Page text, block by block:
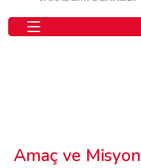
Amaç ve Misyon